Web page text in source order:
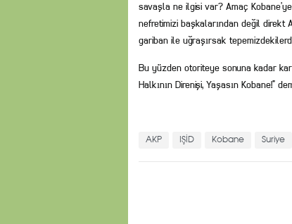
savaşla ne ilgisi var? Amaç
nefretimizi başkalarından değil direkt
gariban ile uğraşırsak
Bu yüzden otoriteye sonuna kadar
Halkının Direnişi, Yaşasın Kobane!”
AKP IŞİD Kobane Suriye